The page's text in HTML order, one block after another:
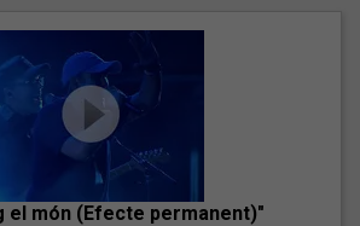
el món (Efecte permanent)"